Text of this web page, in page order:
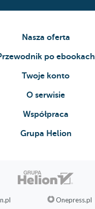
Nasza oferta
po ebookach
Twoje konto
O serwisie
Współpraca
Grupa Helion
Onepress.pl